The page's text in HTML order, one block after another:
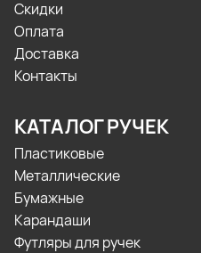
Скидки
Оплата
Доставка
Контакты
КАТАЛОГ РУЧЕК
Пластиковые
Металлические
Бумажные
Карандаши
Футляры для ручек